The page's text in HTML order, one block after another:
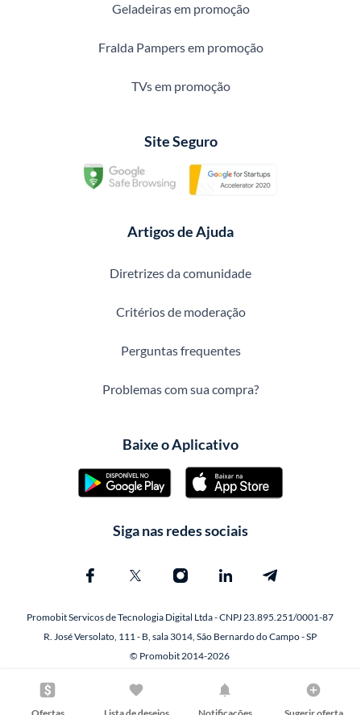
Geladeiras em promoção
Fralda Pampers em promoção
TVs em promoção
Site Seguro
Artigos de Ajuda
Diretrizes da comunidade
Critérios de moderação
Perguntas frequentes
Problemas com sua compra?
Baixe o Aplicativo
Siga nas redes sociais
Promobit Servicos de Tecnologia Digital Ltda - CNPJ 23.895.251/0001-87
R. José Versolato, 111 - B, sala 3014, São Bernardo do Campo - SP
© Promobit 2014-2026